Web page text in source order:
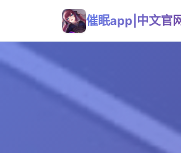
催眠app|中文官